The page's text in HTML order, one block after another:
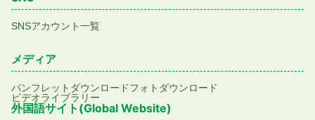
SNSアカウント一覧
メディア
パンフレットダウンロードフォトダウンロード
ビデオライブラリー
外国語サイト(Global Website)